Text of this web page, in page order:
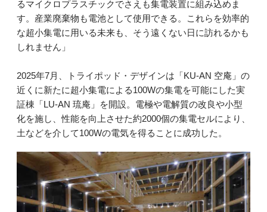
るマイクロプラスチックでさえも集電装置に組み込めま
す。産業廃棄物も電池として使用できる。これらを効率的
な超小集電に用いる未来も、そう遠くない日に訪れるかも
しれません」
2025年7月、トライポッド・デザインは「KU-AN 空庵」の
近くに新たに超小集電による100Wの集電を可能にした実
証棟「LU-AN 琉庵」を開設。電極や電解質の改良や小型
化を施し、性能を向上させた約2000個の集電セルにより、
土などを介して100Wの電気を得ることに成功した。